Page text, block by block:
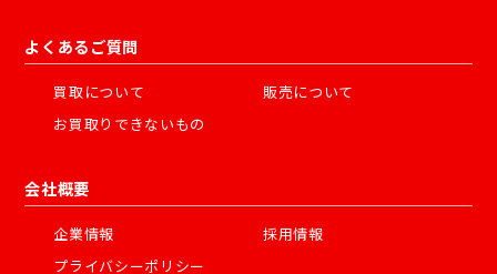
よくあるご質問
買取について
販売について
お買取りできないもの
会社概要
企業情報
採用情報
プライバシーポリシー